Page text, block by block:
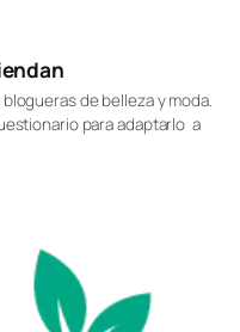
de belleza y moda.
para adaptarlo a